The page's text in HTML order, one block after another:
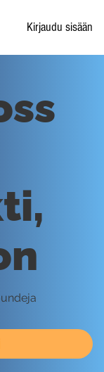
Kirjaudu sisään